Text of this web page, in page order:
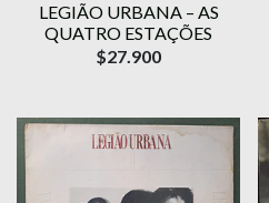
LEGIÃO URBANA – AS
QUATRO ESTAÇÕES
$27.900